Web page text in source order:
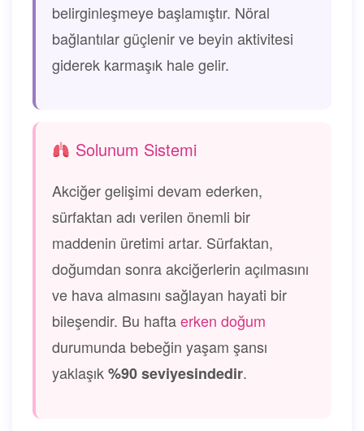
belirginleşmeye başlamıştır. Nöral
bağlantılar güçlenir ve beyin aktivitesi
giderek karmaşık hale gelir.
Solunum Sistemi
Akciğer gelişimi devam ederken,
sürfaktan adı verilen önemli bir
maddenin üretimi artar. Sürfaktan,
doğumdan sonra akciğerlerin açılmasını
ve hava almasını sağlayan hayati bir
bileşendir. Bu haftaerken doğum
durumunda bebeğin yaşam şansı
yaklaşık%90 seviyesindedir.